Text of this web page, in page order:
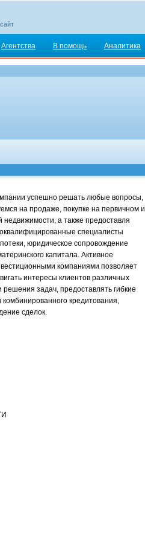
Агентства В помощь Аналитика
успешно решать любые вопросы,
на продаже, покупке на первичном и
а также предоставля
специалисты
юридическое сопровождение
капитала. Активное
компаниями позволяет
интересы клиентов различных
задач, предоставлять гибкие
кредитования,
сделок.